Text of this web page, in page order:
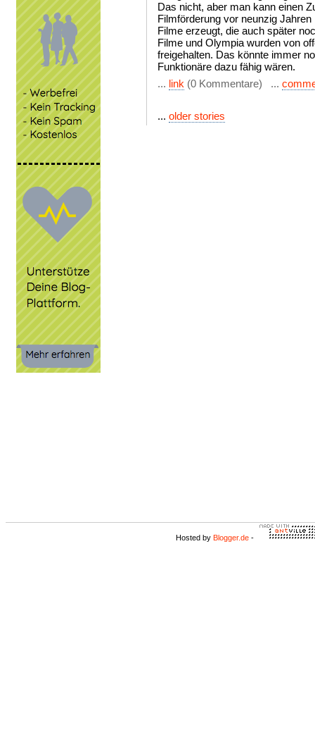
Das nicht, aber man kann einen
Filmförderung vor neunzig
Filme erzeugt, die auch später
Filme und Olympia wurden von
freigehalten. Das könnte immer
Funktionäre dazu fähig wären.
... link (0 Kommentare) ...
... older stories
Hosted by Blogger.de -